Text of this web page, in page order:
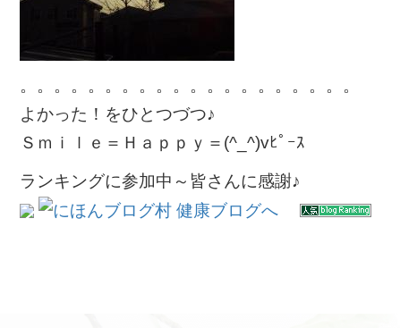
。。。。。。。。。。。。。。。。。。。。
よかった！をひとつづつ♪
Ｓｍｉｌｅ＝Ｈａｐｐｙ＝(^_^)vﾋﾟｰｽ
ランキングに参加中～皆さんに感謝♪